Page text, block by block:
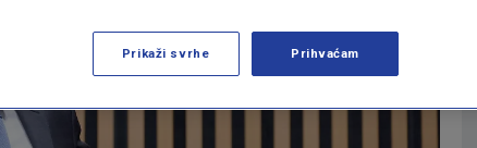
Prikaži svrhe Prihvaćam